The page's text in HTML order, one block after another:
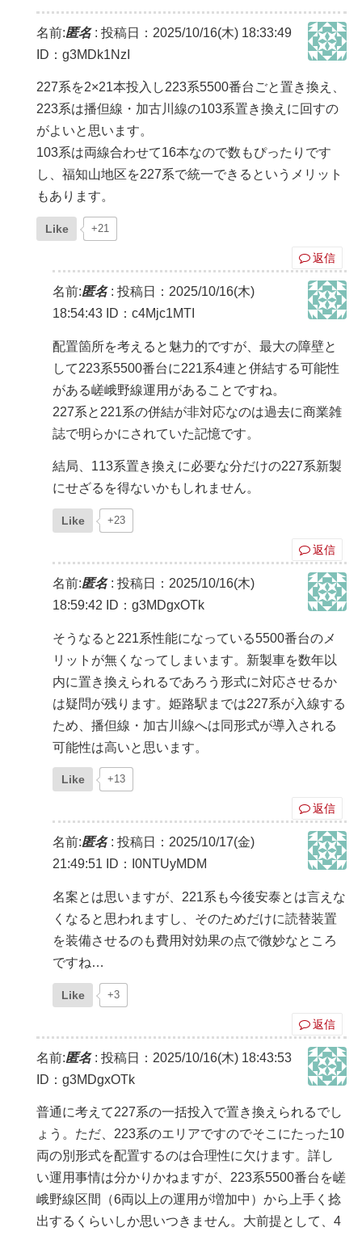
名前:匿名: 投稿日：2025/10/16(木) 18:33:49
ID：g3MDk1NzI
227系を2×21本投入し223系5500番台ごと置き換え、
223系は播但線・加古川線の103系置き換えに回すの
がよいと思います。
103系は両線合わせて16本なので数もぴったりです
し、福知山地区を227系で統一できるというメリット
もあります。
Like +21
返信
名前:匿名: 投稿日：2025/10/16(木)
18:54:43 ID：c4Mjc1MTI
配置箇所を考えると魅力的ですが、最大の障壁と
して223系5500番台に221系4連と併結する可能性
がある嵯峨野線運用があることですね。
227系と221系の併結が非対応なのは過去に商業雑
誌で明らかにされていた記憶です。
結局、113系置き換えに必要な分だけの227系新製
にせざるを得ないかもしれません。
Like +23
返信
名前:匿名: 投稿日：2025/10/16(木)
18:59:42
ID：g3MDgxOTk
そうなると221系性能になっている5500番台のメ
リットが無くなってしまいます。新製車を数年以
内に置き換えられるであろう形式に対応させるか
は疑問が残ります。姫路駅までは227系が入線する
ため、播但線・加古川線へは同形式が導入される
可能性は高いと思います。
Like +13
返信
名前:匿名: 投稿日：2025/10/17(金)
21:49:51 ID：I0NTUyMDM
名案とは思いますが、221系も今後安泰とは言えな
くなると思われますし、そのためだけに読替装置
を装備させるのも費用対効果の点で微妙なところ
ですね…
Like +3
返信
名前:匿名: 投稿日：2025/10/16(木) 18:43:53
ID：g3MDgxOTk
普通に考えて227系の一括投入で置き換えられるでし
ょう。ただ、223系のエリアですのでそこにたった10
両の別形式を配置するのは合理性に欠けます。詳し
い運用事情は分かりかねますが、223系5500番台を嵯
峨野線区間（6両以上の運用が増加中）から上手く捻
出するくらいしか思いつきません。大前提として、4